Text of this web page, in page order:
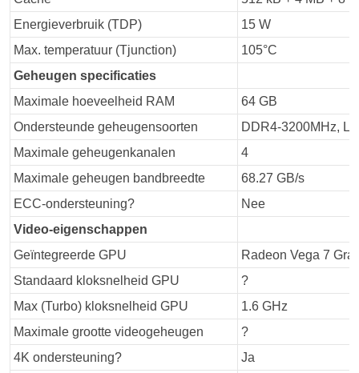
Energieverbruik (TDP)
15 W
Max. temperatuur (Tjunction)
105°C
Geheugen specificaties
Maximale hoeveelheid RAM
64 GB
Ondersteunde geheugensoorten
DDR4-3200MHz,
Maximale geheugenkanalen
4
Maximale geheugen bandbreedte
68.27 GB/s
ECC-ondersteuning?
Nee
Video-eigenschappen
Geïntegreerde GPU
Radeon Vega 7
Standaard kloksnelheid GPU
?
Max (Turbo) kloksnelheid GPU
1.6 GHz
Maximale grootte videogeheugen
?
4K ondersteuning?
Ja